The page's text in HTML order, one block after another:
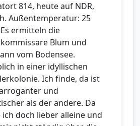
814, heute auf NDR,
Außentemperatur: 25
ermitteln die
Blum und
vom Bodensee.
in einer idyllischen
Ich finde, da ist
und
als der andere. Da
ich doch lieber alleine und